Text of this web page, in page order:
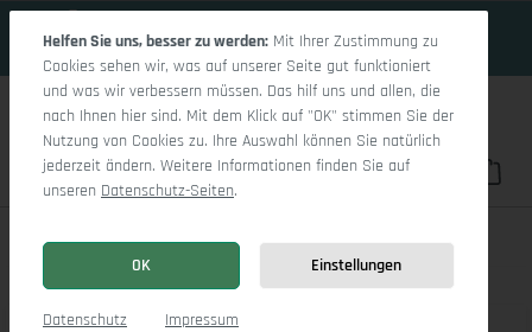
Du hast 0
Marco LO Aho gr Medium R (mit Funktionen)
Bildergalerie überspringen
Helfen Sie uns, besser zu werden: Mit Ihrer Zustimmung zu
Cookies sehen wir, was auf unserer Seite gut funktioniert
und was wir verbessern müssen. Das hilf uns und allen, die
nach Ihnen hier sind. Mit dem Klick auf "OK" stimmen Sie der
Nutzung von Cookies zu. Ihre Auswahl können Sie natürlich
jederzeit ändern. Weitere Informationen finden Sie auf
unseren Datenschutz-Seiten.
OK Einstellungen
Datenschutz Impressum